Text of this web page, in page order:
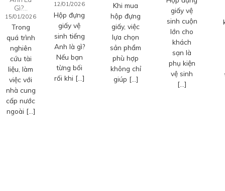
Gì?…
15/01/2026
Trong
quá trình
nghiên
cứu tài
liệu, làm
việc với
nhà cung
cấp nước
ngoài […]
12/01/2026
Hộp đựng
giấy vệ
sinh tiếng
Anh là gì?
Nếu bạn
từng bối
rối khi […]
Khi mua
hộp đựng
giấy, việc
lựa chọn
sản phẩm
phù hợp
không chỉ
giúp […]
giấy vệ
sinh cuộn
lớn cho
khách
sạn là
phụ kiện
vệ sinh
[…]